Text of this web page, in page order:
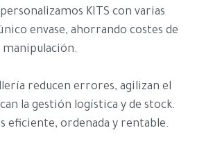
KITS con varias
envase, ahorrando costes de
manipulación.
reducen errores, agilizan el
la gestión logística y de stock.
eficiente, ordenada y rentable.